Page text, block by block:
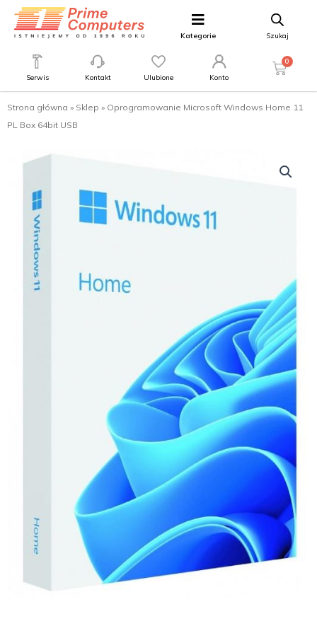
Kategorie Szukaj
Serwis Kontakt Ulubione Konto
0
Strona główna » Sklep » Oprogramowanie Microsoft Windows Home 11
PL Box 64bit USB